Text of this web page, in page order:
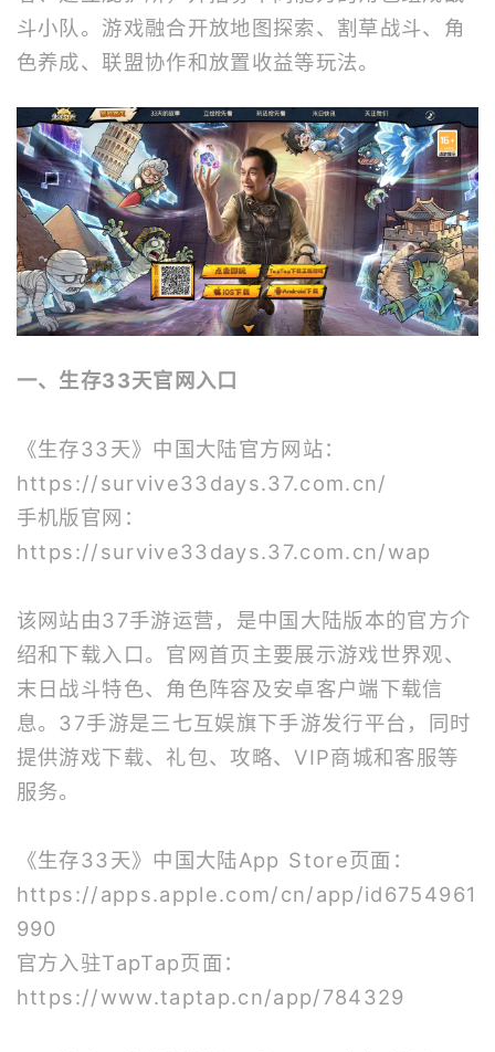
斗小队。游戏融合开放地图探索、割草战斗、角
色养成、联盟协作和放置收益等玩法。
一、生存33天官网入口
《生存33天》中国大陆官方网站：
https://survive33days.37.com.cn/
手机版官网：
https://survive33days.37.com.cn/wap
该网站由37手游运营，是中国大陆版本的官方介
绍和下载入口。官网首页主要展示游戏世界观、
末日战斗特色、角色阵容及安卓客户端下载信
息。37手游是三七互娱旗下手游发行平台，同时
提供游戏下载、礼包、攻略、VIP商城和客服等
服务。
《生存33天》中国大陆App Store页面：
https://apps.apple.com/cn/app/id6754961
990
官方入驻TapTap页面：
https://www.taptap.cn/app/784329